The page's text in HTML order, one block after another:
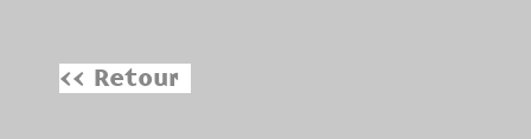
<< Retour